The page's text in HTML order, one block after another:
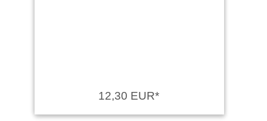
12,30 EUR*